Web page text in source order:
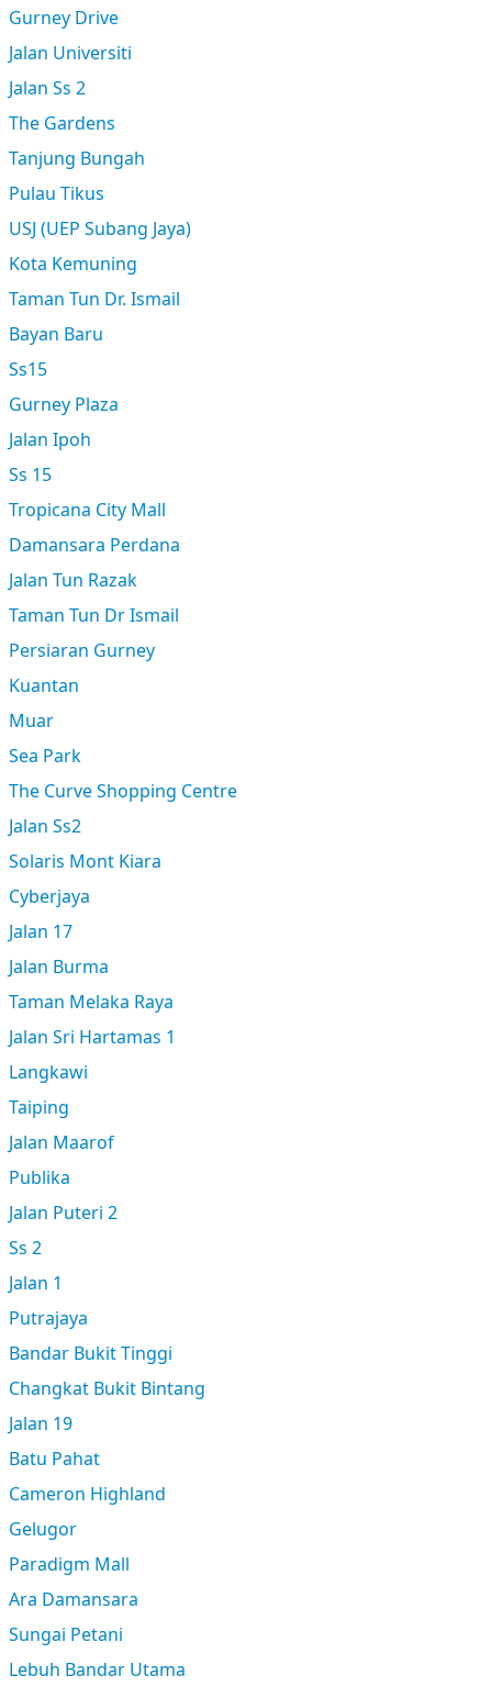
Gurney Drive
Jalan Universiti
Jalan Ss 2
The Gardens
Tanjung Bungah
Pulau Tikus
USJ (UEP Subang Jaya)
Kota Kemuning
Taman Tun Dr. Ismail
Bayan Baru
Ss15
Gurney Plaza
Jalan Ipoh
Ss 15
Tropicana City Mall
Damansara Perdana
Jalan Tun Razak
Taman Tun Dr Ismail
Persiaran Gurney
Kuantan
Muar
Sea Park
The Curve Shopping Centre
Jalan Ss2
Solaris Mont Kiara
Cyberjaya
Jalan 17
Jalan Burma
Taman Melaka Raya
Jalan Sri Hartamas 1
Langkawi
Taiping
Jalan Maarof
Publika
Jalan Puteri 2
Ss 2
Jalan 1
Putrajaya
Bandar Bukit Tinggi
Changkat Bukit Bintang
Jalan 19
Batu Pahat
Cameron Highland
Gelugor
Paradigm Mall
Ara Damansara
Sungai Petani
Lebuh Bandar Utama